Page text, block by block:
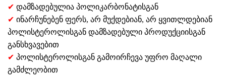
✔ დამზადებულია პოლიკარბონატისგან
✔ ინარჩუნებენ ფერს, არ მუქდებიან, არ ყვითლდებიან
პოლისტეროლისგან დამზადებული პროდუქციისგან
განსხვავებით
✔ პოლისტეროლისგან გამოირჩევა უფრო მაღალი
გამძლეობით